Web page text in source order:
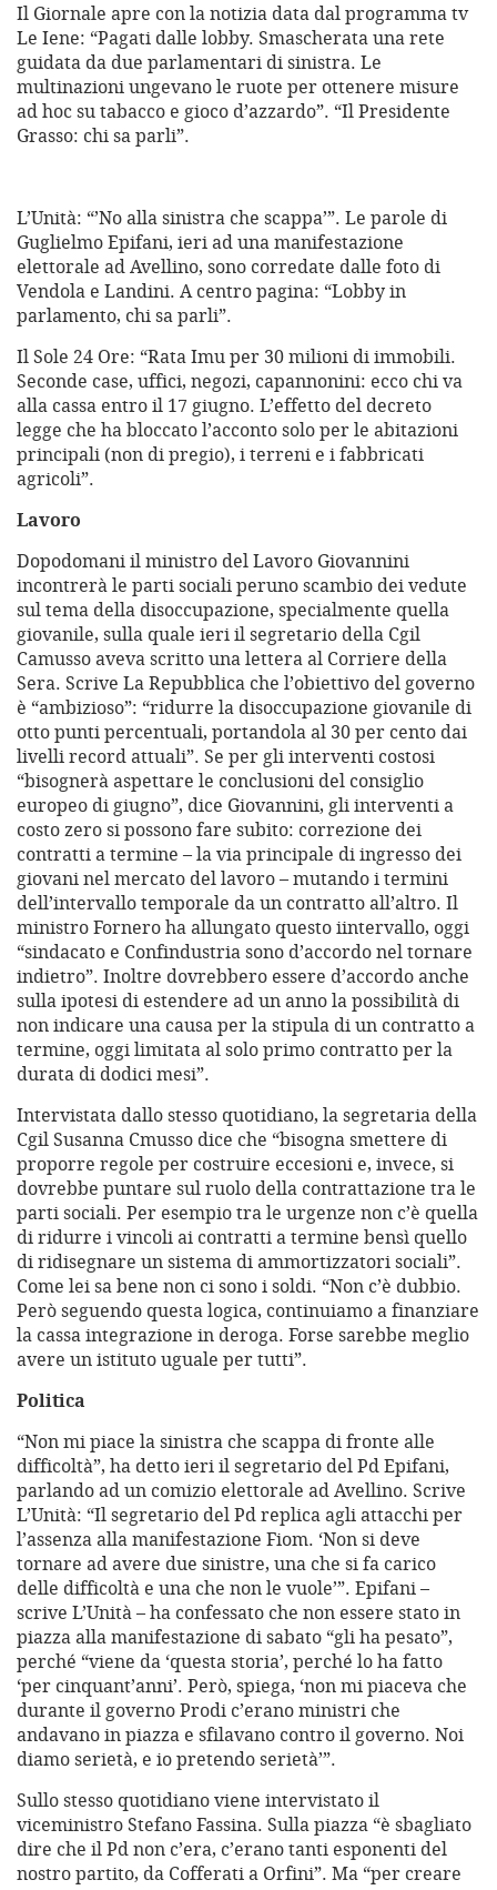
Il Giornale apre con la notizia data dal programma tv
Le Iene: “Pagati dalle lobby. Smascherata una rete
guidata da due parlamentari di sinistra. Le
multinazioni ungevano le ruote per ottenere misure
ad hoc su tabacco e gioco d’azzardo”. “Il Presidente
Grasso: chi sa parli”.
L’Unità: “’No alla sinistra che scappa’”. Le parole di
Guglielmo Epifani, ieri ad una manifestazione
elettorale ad Avellino, sono corredate dalle foto di
Vendola e Landini. A centro pagina: “Lobby in
parlamento, chi sa parli”.
Il Sole 24 Ore: “Rata Imu per 30 milioni di immobili.
Seconde case, uffici, negozi, capannonini: ecco chi va
alla cassa entro il 17 giugno. L’effetto del decreto
legge che ha bloccato l’acconto solo per le abitazioni
principali (non di pregio), i terreni e i fabbricati
agricoli”.
Lavoro
Dopodomani il ministro del Lavoro Giovannini
incontrerà le parti sociali peruno scambio dei vedute
sul tema della disoccupazione, specialmente quella
giovanile, sulla quale ieri il segretario della Cgil
Camusso aveva scritto una lettera al Corriere della
Sera. Scrive La Repubblica che l’obiettivo del governo
è “ambizioso”: “ridurre la disoccupazione giovanile di
otto punti percentuali, portandola al 30 per cento dai
livelli record attuali”. Se per gli interventi costosi
“bisognerà aspettare le conclusioni del consiglio
europeo di giugno”, dice Giovannini, gli interventi a
costo zero si possono fare subito: correzione dei
contratti a termine – la via principale di ingresso dei
giovani nel mercato del lavoro – mutando i termini
dell’intervallo temporale da un contratto all’altro. Il
ministro Fornero ha allungato questo iintervallo, oggi
“sindacato e Confindustria sono d’accordo nel tornare
indietro”. Inoltre dovrebbero essere d’accordo anche
sulla ipotesi di estendere ad un anno la possibilità di
non indicare una causa per la stipula di un contratto a
termine, oggi limitata al solo primo contratto per la
durata di dodici mesi”.
Intervistata dallo stesso quotidiano, la segretaria della
Cgil Susanna Cmusso dice che “bisogna smettere di
proporre regole per costruire eccesioni e, invece, si
dovrebbe puntare sul ruolo della contrattazione tra le
parti sociali. Per esempio tra le urgenze non c’è quella
di ridurre i vincoli ai contratti a termine bensì quello
di ridisegnare un sistema di ammortizzatori sociali”.
Come lei sa bene non ci sono i soldi. “Non c’è dubbio.
Però seguendo questa logica, continuiamo a finanziare
la cassa integrazione in deroga. Forse sarebbe meglio
avere un istituto uguale per tutti”.
Politica
“Non mi piace la sinistra che scappa di fronte alle
difficoltà”, ha detto ieri il segretario del Pd Epifani,
parlando ad un comizio elettorale ad Avellino. Scrive
L’Unità: “Il segretario del Pd replica agli attacchi per
l’assenza alla manifestazione Fiom. ‘Non si deve
tornare ad avere due sinistre, una che si fa carico
delle difficoltà e una che non le vuole’”. Epifani –
scrive L’Unità – ha confessato che non essere stato in
piazza alla manifestazione di sabato “gli ha pesato”,
perché “viene da ‘questa storia’, perché lo ha fatto
‘per cinquant’anni’. Però, spiega, ‘non mi piaceva che
durante il governo Prodi c’erano ministri che
andavano in piazza e sfilavano contro il governo. Noi
diamo serietà, e io pretendo serietà’”.
Sullo stesso quotidiano viene intervistato il
viceministro Stefano Fassina. Sulla piazza “è sbagliato
dire che il Pd non c’era, c’erano tanti esponenti del
nostro partito, da Cofferati a Orfini”. Ma “per creare